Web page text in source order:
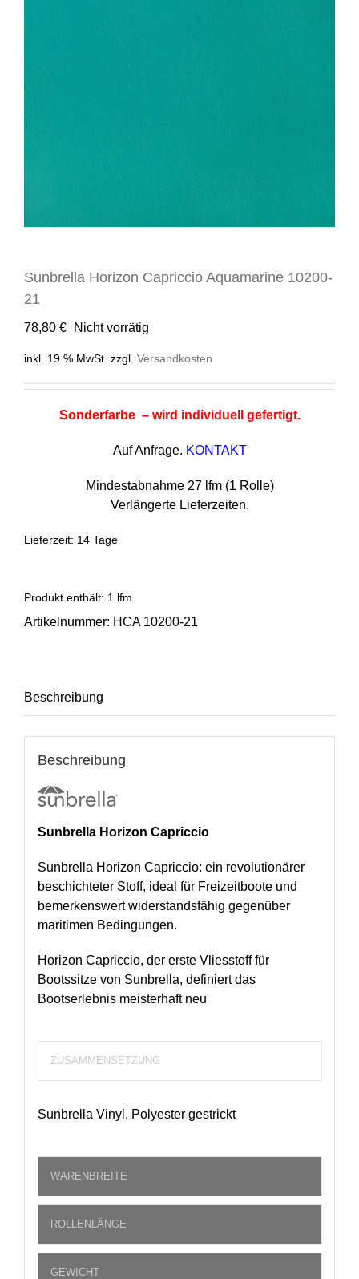
Sunbrella Horizon Capriccio Aquamarine 10200-
21
78,80 € Nicht vorrätig
inkl. 19 % MwSt. zzgl. Versandkosten
Sonderfarbe – wird individuell gefertigt.
Auf Anfrage. KONTAKT
Mindestabnahme 27 lfm (1 Rolle)
Verlängerte Lieferzeiten.
Lieferzeit: 14 Tage
Produkt enthält: 1 lfm
Artikelnummer: HCA 10200-21
Beschreibung
Beschreibung
Sunbrella Horizon Capriccio
Sunbrella Horizon Capriccio: ein revolutionärer
beschichteter Stoff, ideal für Freizeitboote und
bemerkenswert widerstandsfähig gegenüber
maritimen Bedingungen.
Horizon Capriccio, der erste Vliesstoff für
Bootssitze von Sunbrella, definiert das
Bootserlebnis meisterhaft neu
ZUSAMMENSETZUNG
Sunbrella Vinyl, Polyester gestrickt
WARENBREITE
ROLLENLÄNGE
GEWICHT